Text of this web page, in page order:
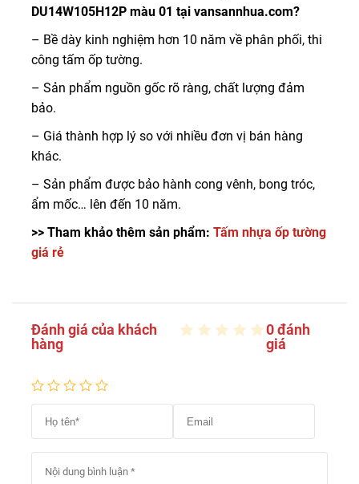
DU14W105H12P màu 01 tại vansannhua.com?
– Bề dày kinh nghiệm hơn 10 năm về phân phối, thi
công tấm ốp tường.
– Sản phẩm nguồn gốc rõ ràng, chất lượng đảm
bảo.
– Giá thành hợp lý so với nhiều đơn vị bán hàng
khác.
– Sản phẩm được bảo hành cong vênh, bong tróc,
ẩm mốc… lên đến 10 năm.
>> Tham khảo thêm sản phẩm: Tấm nhựa ốp tường
giá rẻ
Đánh giá của khách
hàng
0 đánh
giá